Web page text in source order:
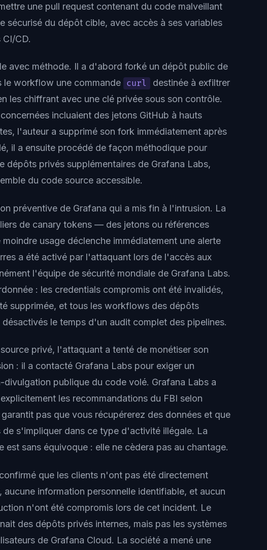
une pull request contenant du code malveillant
sécurisé du dépôt cible, avec accès à ses variables
CD.
avec méthode. Il a d'abord forké un dépôt public de
le workflow une commande curl
destinée à exfiltrer
les chiffrant avec une clé privée sous son contrôle.
incluaient des jetons GitHub à hauts
l'auteur a supprimé son fork immédiatement après
il a ensuite procédé de façon méthodique pour
dépôts privés supplémentaires de Grafana Labs,
du code source accessible.
préventive de Grafana qui a mis fin à l'intrusion. La
de canary tokens — des jetons ou références
usage déclenche immédiatement une alerte
a été activé par l'attaquant lors de l'accès aux
l'équipe de sécurité mondiale de Grafana Labs.
: les credentials compromis ont été invalidés,
supprimée, et tous les workflows des dépôts
le temps d'un audit complet des pipelines.
privé, l'attaquant a tenté de monétiser son
: il a contacté Grafana Labs pour exiger un
divulgation publique du code volé. Grafana Labs a
les recommandations du FBI selon
pas que vous récupérerez des données et que
s'impliquer dans ce type d'activité illégale. La
sans équivoque : elle ne cèdera pas au chantage.
que les clients n'ont pas été directement
information personnelle identifiable, et aucun
n'ont été compromis lors de cet incident. Le
des dépôts privés internes, mais pas les systèmes
de Grafana Cloud. La société a mené une